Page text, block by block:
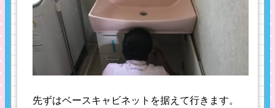
先ずはベースキャビネットを据えて行きます。